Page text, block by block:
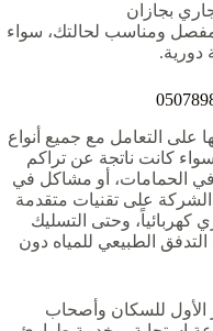
بجازان
مفصل ومناسب لحالتك، سواء
دورية.
على التعامل مع جميع أنواع
كانت ناتجة عن تراكم
في الحمامات، أو مشاكل في
على تقنيات متقدمة
وحتى التسليك
الطبيعي للمياه دون
الأول للسكان وأصحاب